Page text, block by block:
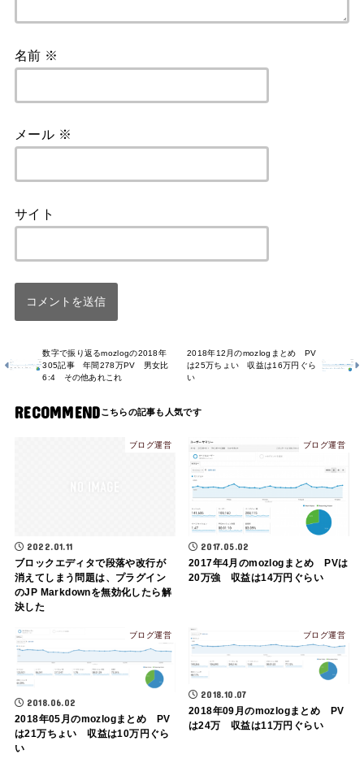
名前 ※
メール ※
サイト
数字で振り返るmozlogの2018年
305記事 年間278万PV 男女比
6:4 その他あれこれ
2018年12月のmozlogまとめ PV
は25万ちょい 収益は16万円ぐら
い
RECOMMEND
ブログ運営
2022.01.11
ブロックエディタで段落や改行が
消えてしまう問題は、プラグイン
のJP Markdownを無効化したら解
決した
ブログ運営
2017.05.02
2017年4月のmozlogまとめ PVは
20万強 収益は14万円ぐらい
ブログ運営
2018.06.02
2018年05月のmozlogまとめ PV
は21万ちょい 収益は10万円ぐら
い
ブログ運営
2018.10.07
2018年09月のmozlogまとめ PV
は24万 収益は11万円ぐらい